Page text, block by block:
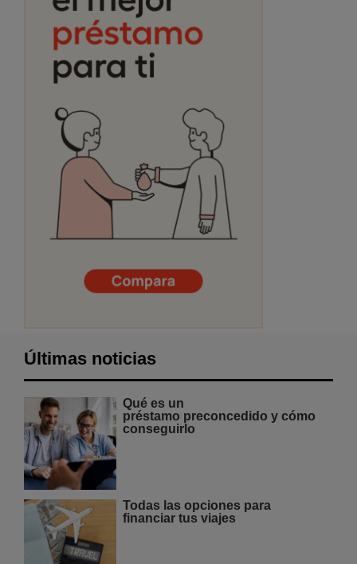
Últimas noticias
Qué es un
préstamo preconcedido y cómo
conseguirlo
Todas las opciones para
financiar tus viajes